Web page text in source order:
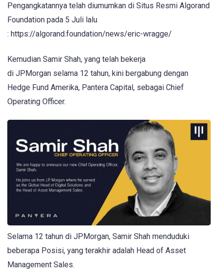
Pengangkatannya telah diumumkan di Situs Resmi Algorand
Foundation pada 5 Juli lalu
: https://algorand.foundation/news/eric-wragge/
Kemudian Samir Shah, yang telah bekerja
di JPMorgan selama 12 tahun, kini bergabung dengan
Hedge Fund Amerika, Pantera Capital, sebagai Chief
Operating Officer.
Selama 12 tahun di JPMorgan, Samir Shah menduduki
beberapa Posisi, yang terakhir adalah Head of Asset
Management Sales.